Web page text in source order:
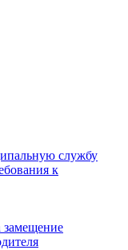
службу
к
замещение